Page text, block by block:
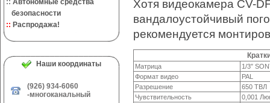
:: Автономные средства
безопасности
:: Распродажа!
Наши координаты
(926) 934-6060
-многоканальный
Хотя видеокамера CV-
вандалоустойчивый
рекомендуется
Матрица
1/3″
Формат видео
PAL
Разрешение
650 ТВЛ
Чувствительность
0,001